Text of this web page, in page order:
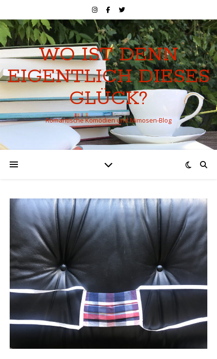
WO IST DENN
EIGENTLICH DIESES
GLÜCK?
Romantische Komödien und Mimosen-Blog